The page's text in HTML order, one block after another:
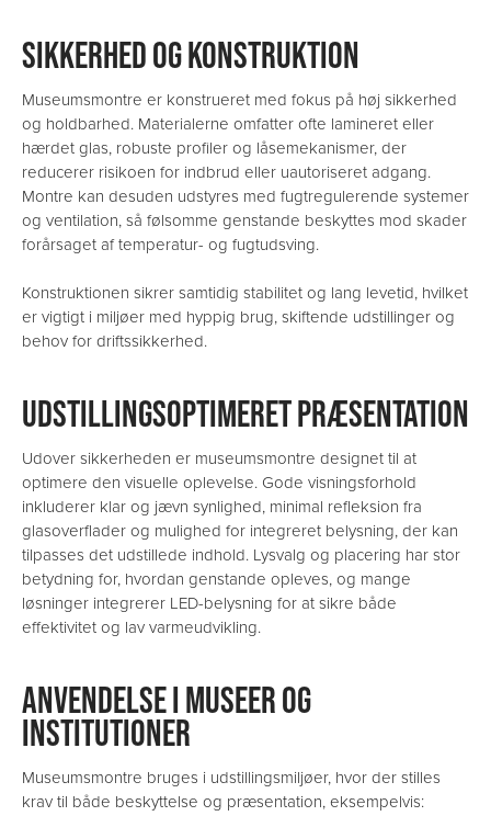
SIKKERHED OG KONSTRUKTION
Museumsmontre er konstrueret med fokus på høj sikkerhed
og holdbarhed. Materialerne omfatter ofte lamineret eller
hærdet glas, robuste profiler og låsemekanismer, der
reducerer risikoen for indbrud eller uautoriseret adgang.
Montre kan desuden udstyres med fugtregulerende systemer
og ventilation, så følsomme genstande beskyttes mod skader
forårsaget af temperatur- og fugtudsving.
Konstruktionen sikrer samtidig stabilitet og lang levetid, hvilket
er vigtigt i miljøer med hyppig brug, skiftende udstillinger og
behov for driftssikkerhed.
UDSTILLINGSOPTIMERET PRÆSENTATION
Udover sikkerheden er museumsmontre designet til at
optimere den visuelle oplevelse. Gode visningsforhold
inkluderer klar og jævn synlighed, minimal refleksion fra
glasoverflader og mulighed for integreret belysning, der kan
tilpasses det udstillede indhold. Lysvalg og placering har stor
betydning for, hvordan genstande opleves, og mange
løsninger integrerer LED-belysning for at sikre både
effektivitet og lav varmeudvikling.
ANVENDELSE I MUSEER OG
INSTITUTIONER
Museumsmontre bruges i udstillingsmiljøer, hvor der stilles
krav til både beskyttelse og præsentation, eksempelvis: